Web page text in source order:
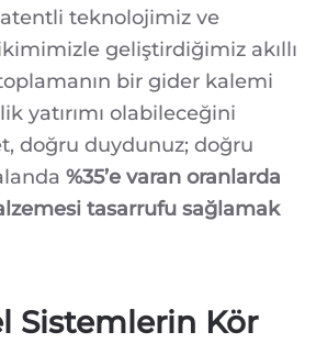
teknolojimiz ve
geliştirdiğimiz akıllı
bir gider kalemi
yatırımı olabileceğini
doğru duydunuz; doğru
%35’e varan oranlarda
tasarrufu sağlamak
Sistemlerin Kör